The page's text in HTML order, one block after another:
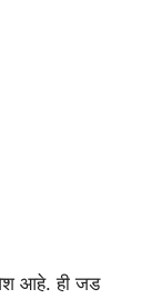
आहे. ही जड